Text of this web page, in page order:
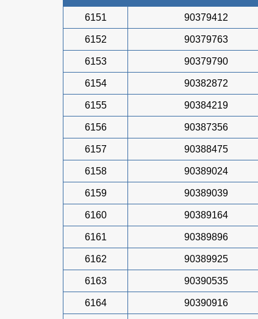
6151 90379412
6152 90379763
6153 90379790
6154 90382872
6155 90384219
6156 90387356
6157 90388475
6158 90389024
6159 90389039
6160 90389164
6161 90389896
6162 90389925
6163 90390535
6164 90390916